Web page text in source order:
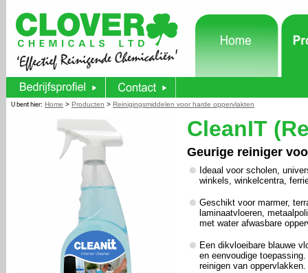
U bent hier: Home > Producten > Reinigingsmiddelen voor harde oppervlakten
CleanIT
Geurige reiniger
Ideaal voor scholen,
winkels, winkelcentra,
Geschikt voor marmer,
laminaatvloeren,
met water afwasbare
Een dikvloeibare blauwe
en eenvoudige
reinigen van oppervlakken.